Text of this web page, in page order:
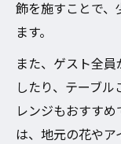
飾を施すことで
ます。
また、ゲスト全
したり、テーブ
レンジもおすす
は、地元の花やア